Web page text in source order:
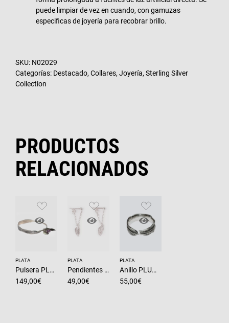
puede limpiar de vez en cuando, con gamuzas
especificas de joyería para recobrar brillo.
SKU: N02029
Categorías: Destacado, Collares, Joyería, Sterling Silver
Collection
PRODUCTOS
RELACIONADOS
PLATA
Pulsera PLUMA Plata de ley · Símbolo de sueños y libertad
149,00€
PLATA
Pendientes PLUMA en plata 925 artesanía colección NATURA
49,00€
PLATA
Anillo PLUMA mujer en plata 925 artesanía colección NATURA
55,00€